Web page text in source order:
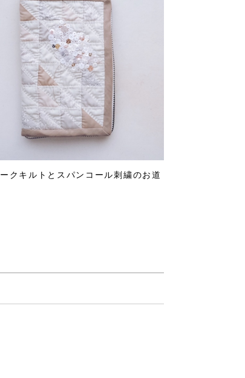
クキルトとスパンコール刺繍のお道